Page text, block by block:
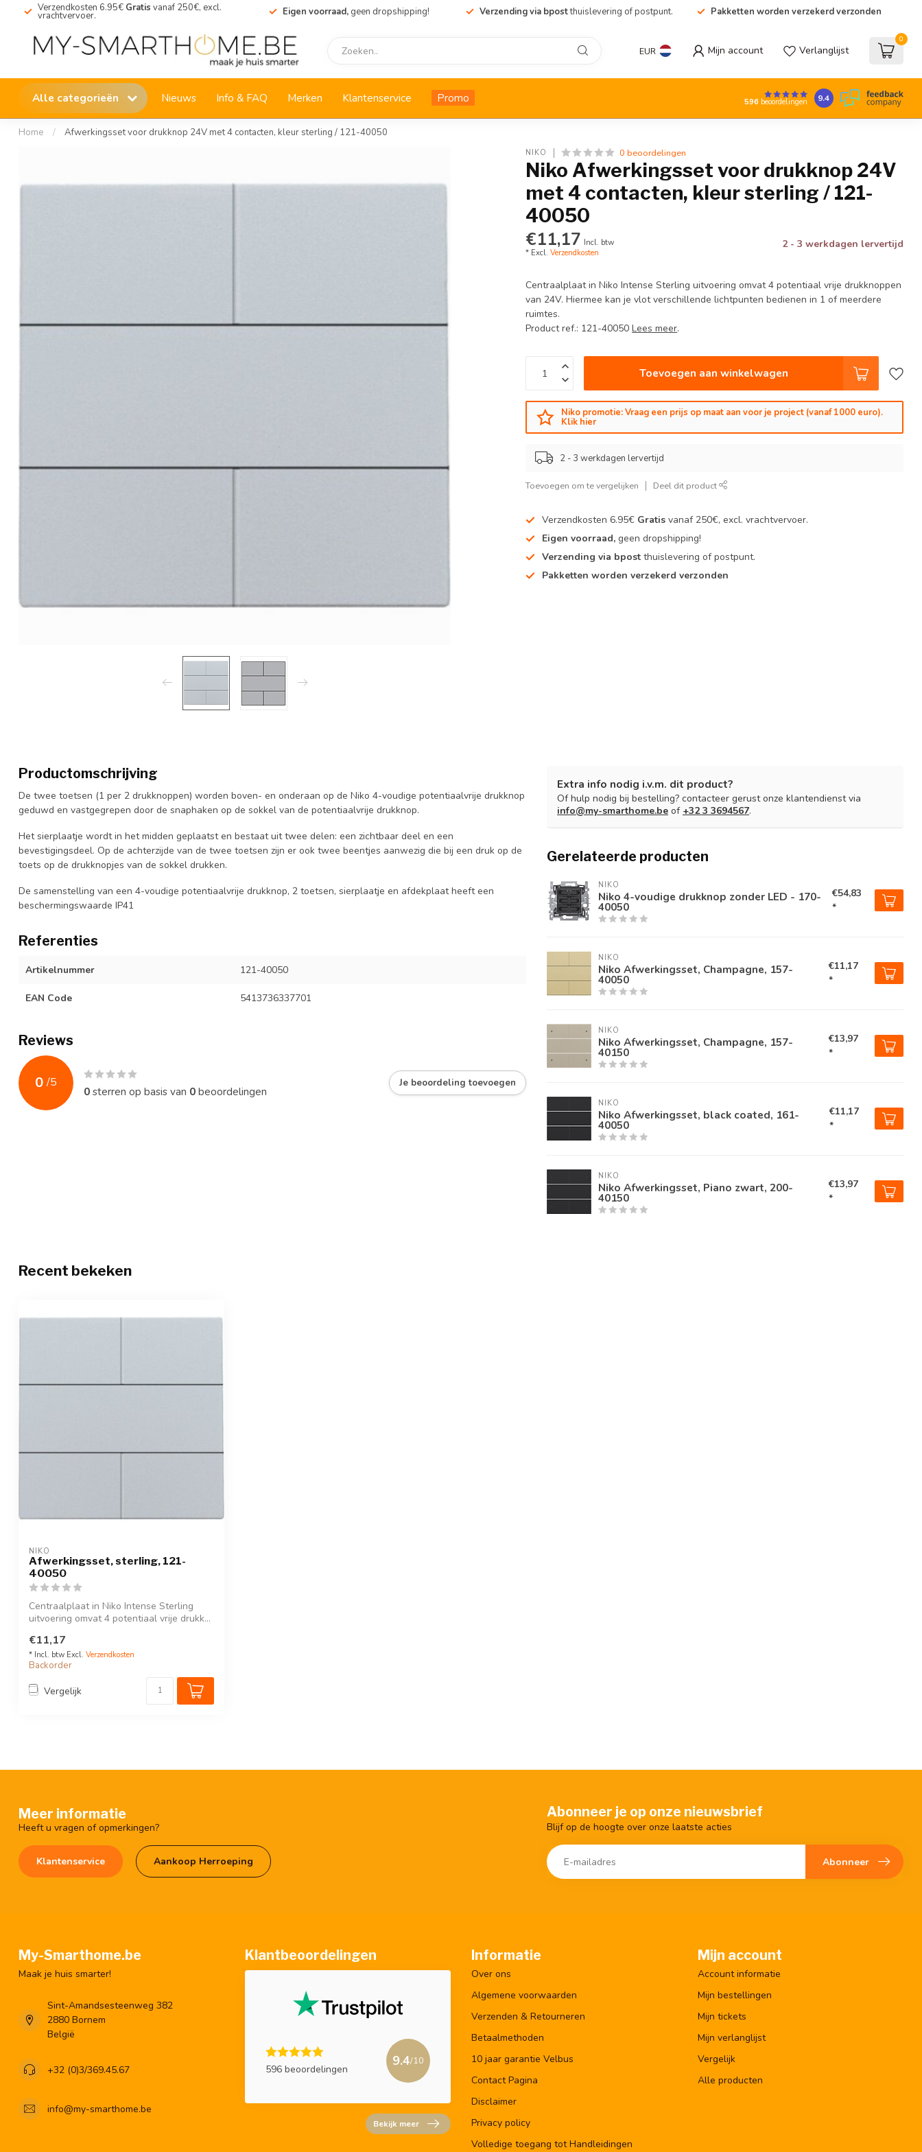
Verzendkosten 6.95€ Gratis vanaf 250€, excl.
vrachtvervoer. Eigen voorraad, geen dropshipping! Verzending via bpostthuislevering of postpunt. Pakketten worden verzekerd verzonden
EUR Mijn account Verlanglijst
0
Alle categorieën Nieuws Info & FAQ Merken Klantenservice Promo 596beoordelingen 9.4
Home / Afwerkingsset voor drukknop 24V met 4 contacten, kleur sterling / 121-40050
NIKO 0 beoordelingen
Niko Afwerkingsset voor drukknop 24V
met 4 contacten, kleur sterling / 121-
40050
€11,17 Incl. btw
* Excl.Verzendkosten
2 - 3 werkdagen lervertijd
Centraalplaat in Niko Intense Sterling uitvoering omvat 4 potentiaal vrije drukknoppen
van 24V. Hiermee kan je vlot verschillende lichtpunten bedienen in 1 of meerdere
ruimtes.
Product ref.: 121-40050Lees meer.
Toevoegen aan winkelwagen
Niko promotie: Vraag een prijs op maat aan voor je project (vanaf 1000 euro).
Klik hier
2 - 3 werkdagen lervertijd
Toevoegen om te vergelijken Deel dit product
Verzendkosten 6.95€ Gratis vanaf 250€, excl. vrachtvervoer.
Eigen voorraad,geen dropshipping!
Verzending via bpostthuislevering of postpunt.
Pakketten worden verzekerd verzonden
Productomschrijving
De twee toetsen (1 per 2 drukknoppen) worden boven- en onderaan op de Niko 4-voudige potentiaalvrije drukknop
geduwd en vastgegrepen door de snaphaken op de sokkel van de potentiaalvrije drukknop.
Het sierplaatje wordt in het midden geplaatst en bestaat uit twee delen: een zichtbaar deel en een
bevestigingsdeel. Op de achterzijde van de twee toetsen zijn er ook twee beentjes aanwezig die bij een druk op de
toets op de drukknopjes van de sokkel drukken.
De samenstelling van een 4-voudige potentiaalvrije drukknop, 2 toetsen, sierplaatje en afdekplaat heeft een
beschermingswaarde IP41
Referenties
Artikelnummer 121-40050
EAN Code 5413736337701
Reviews
0 /5
0sterren op basis van 0beoordelingen
Je beoordeling toevoegen
Extra info nodig i.v.m. dit product?
Of hulp nodig bij bestelling? contacteer gerust onze klantendienst via
info@my-smarthome.be of +32 3 3694567.
Gerelateerde producten
NIKO
Niko 4-voudige drukknop zonder LED - 170-
40050
€54,83
*
NIKO
Niko Afwerkingsset, Champagne, 157-
40050
€11,17
*
NIKO
Niko Afwerkingsset, Champagne, 157-
40150
€13,97
*
NIKO
Niko Afwerkingsset, black coated, 161-
40050
€11,17
*
NIKO
Niko Afwerkingsset, Piano zwart, 200-
40150
€13,97
*
Recent bekeken
NIKO
Afwerkingsset, sterling, 121-
40050
Centraalplaat in Niko Intense Sterling
uitvoering omvat 4 potentiaal vrije drukk...
€11,17
* Incl. btw Excl. Verzendkosten
Backorder
Vergelijk
Meer informatie
Heeft u vragen of opmerkingen?
Klantenservice Aankoop Herroeping
Abonneer je op onze nieuwsbrief
Blijf op de hoogte over onze laatste acties
Abonneer
My-Smarthome.be
Maak je huis smarter!
Sint-Amandsesteenweg 382
2880 Bornem
België
+32 (0)3/369.45.67
info@my-smarthome.be
Klantbeoordelingen
596 beoordelingen
9.4/10
Bekijk meer
Informatie
Over ons
Algemene voorwaarden
Verzenden & Retourneren
Betaalmethoden
10 jaar garantie Velbus
Contact Pagina
Disclaimer
Privacy policy
Volledige toegang tot Handleidingen
Mijn account
Account informatie
Mijn bestellingen
Mijn tickets
Mijn verlanglijst
Vergelijk
Alle producten